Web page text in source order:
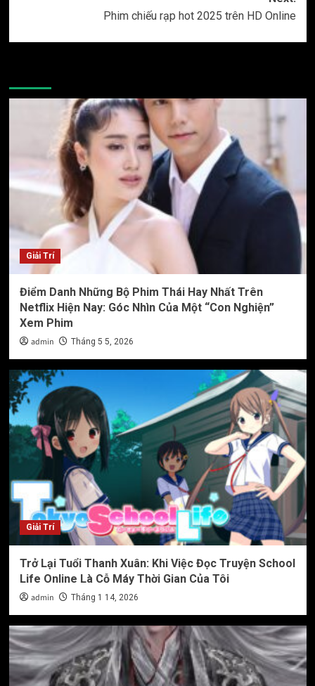
Phim chiếu rạp hot 2025 trên HD Online
Giải Trí
Điểm Danh Những Bộ Phim Thái Hay Nhất Trên
Netflix Hiện Nay: Góc Nhìn Của Một “Con Nghiện”
Xem Phim
admin Tháng 5 5, 2026
Giải Trí
Trở Lại Tuổi Thanh Xuân: Khi Việc Đọc Truyện School
Life Online Là Cỗ Máy Thời Gian Của Tôi
admin Tháng 1 14, 2026